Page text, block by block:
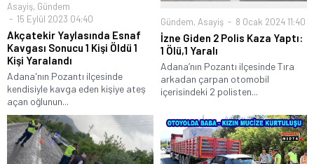
Asayiş, Gündem
15 Eylül 2023 04:40
Akçatekir Yaylasında Esnaf
Kavgası Sonucu 1 Kişi Öldü 1
Kişi Yaralandı
Adana'nın Pozantı ilçesinde
kendisiyle kavga eden kişiye ateş
açan oğlunun...
Gündem, Asayiş 8 Ocak 2024 11:40
İzne Giden 2 Polis Kaza Yaptı:
1 Ölü,1 Yaralı
Adana’nın Pozantı ilçesinde Tıra
arkadan çarpan otomobil
içerisindeki 2 polisten...